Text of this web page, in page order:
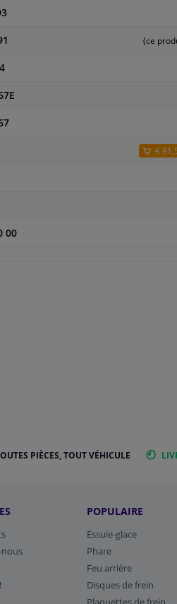
(ce
€
00
PIÈCES, TOUT VÉHICULE
POPULAIRE
Essuie-glace
Phare
Feu arrière
Disques de frein